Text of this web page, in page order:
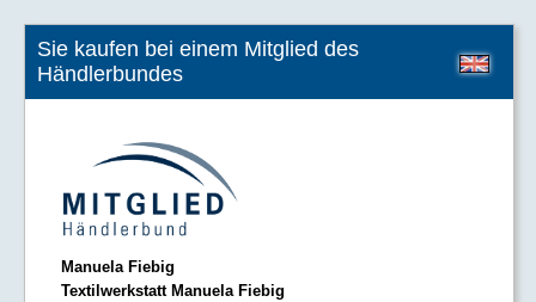
Sie kaufen bei einem Mitglied des
Händlerbundes
Manuela Fiebig
Textilwerkstatt Manuela Fiebig